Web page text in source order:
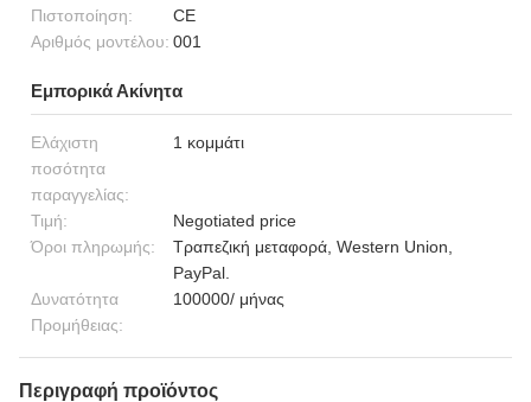
Πιστοποίηση:
CE
Αριθμός μοντέλου: 001
Εμπορικά Ακίνητα
Ελάχιστη
ποσότητα
παραγγελίας:
1 κομμάτι
Τιμή:
Negotiated price
Όροι πληρωμής:
Τραπεζική μεταφορά, Western Union,
PayPal.
Δυνατότητα
Προμήθειας:
100000/ μήνας
Περιγραφή προϊόντος